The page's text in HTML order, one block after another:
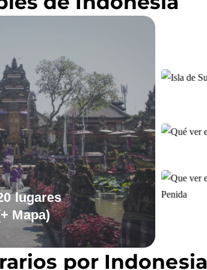
lugares
Mapa)
por Indonesia